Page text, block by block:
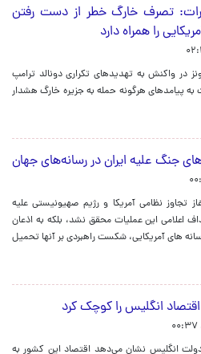
تصرف خارگ خطر از دست رفتن
را همراه دارد
در واکنش به تهدیدهای تکراری دونالد ترامپ
به پیامدهای هرگونه حمله به جزیره خارگ هشدار
جنگ علیه ایران در رسانه‌های جهان
تجاوز نظامی آمریکا و رژیم صهیونیستی علیه
اعلامی این عملیات محقق نشد، بلکه به اذعان
های آمریکایی، شکست راهبردی بر آنها تحمیل
انگلیس را کوچک کرد
انگلیس نشان می‌دهد اقتصاد این کشور به